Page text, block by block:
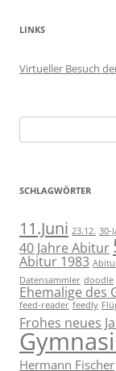
LINKS
Virtueller Besuch
nach:
SCHLAGWÖRTER
11.Juni 23.12. 30-
40 Jahre Abitur
Abitur 1983
Datensammler doodle
Ehemalige des
feed-reader feedly
Frohes neues
Hermann Fischer